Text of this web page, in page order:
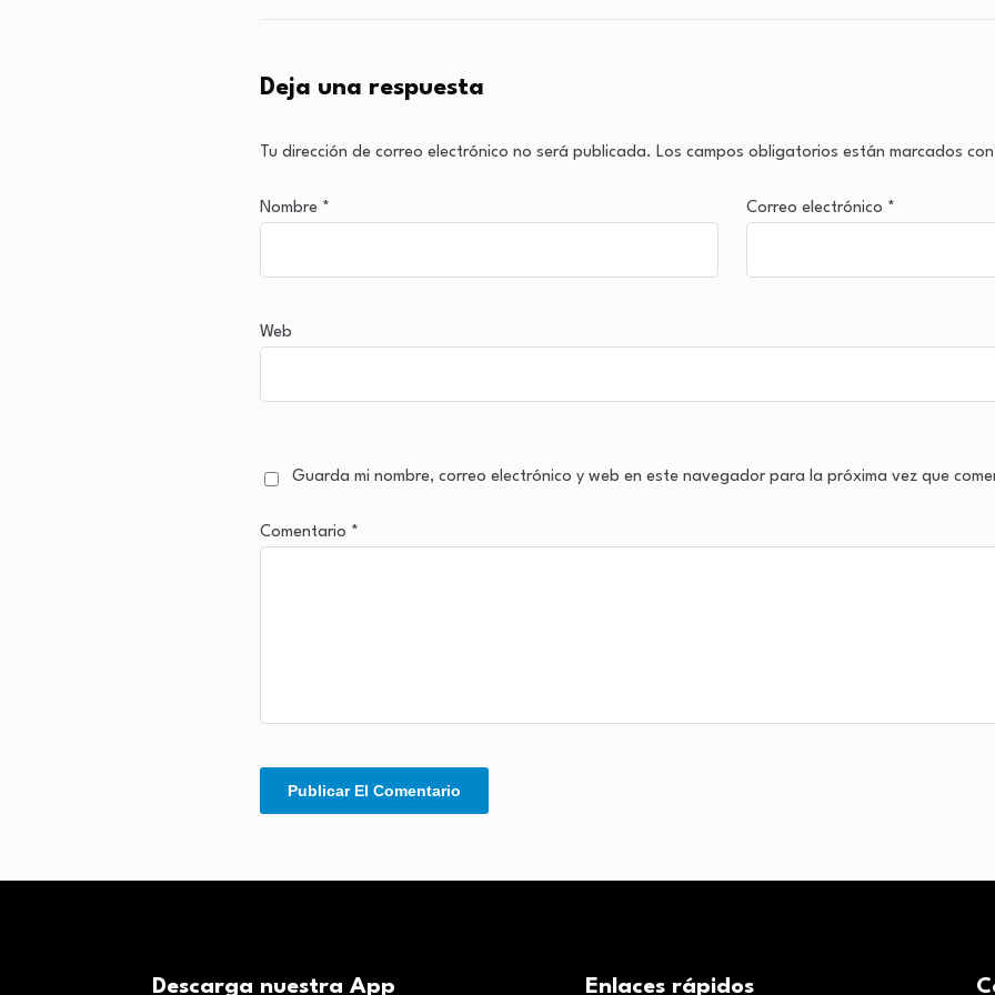
Deja una respuesta
Tu dirección de correo electrónico no será publicada. Los campos obligatorios están marcados con
Nombre * Correo electrónico *
Web
Guarda mi nombre, correo electrónico y web en este navegador para la próxima vez que
Comentario *
Descarga nuestra App Enlaces rápidos